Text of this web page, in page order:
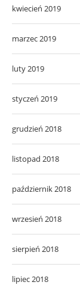
kwiecień 2019
marzec 2019
luty 2019
styczeń 2019
grudzień 2018
listopad 2018
październik 2018
wrzesień 2018
sierpień 2018
lipiec 2018